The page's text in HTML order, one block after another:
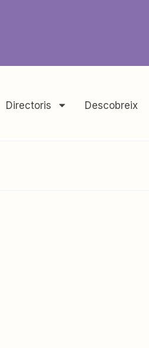
Directoris Descobreix